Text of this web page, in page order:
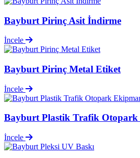
Bayburt Pirinç Asit İndirme
İncele
Bayburt Pirinç Metal Etiket
İncele
Bayburt Plastik Trafik
İncele